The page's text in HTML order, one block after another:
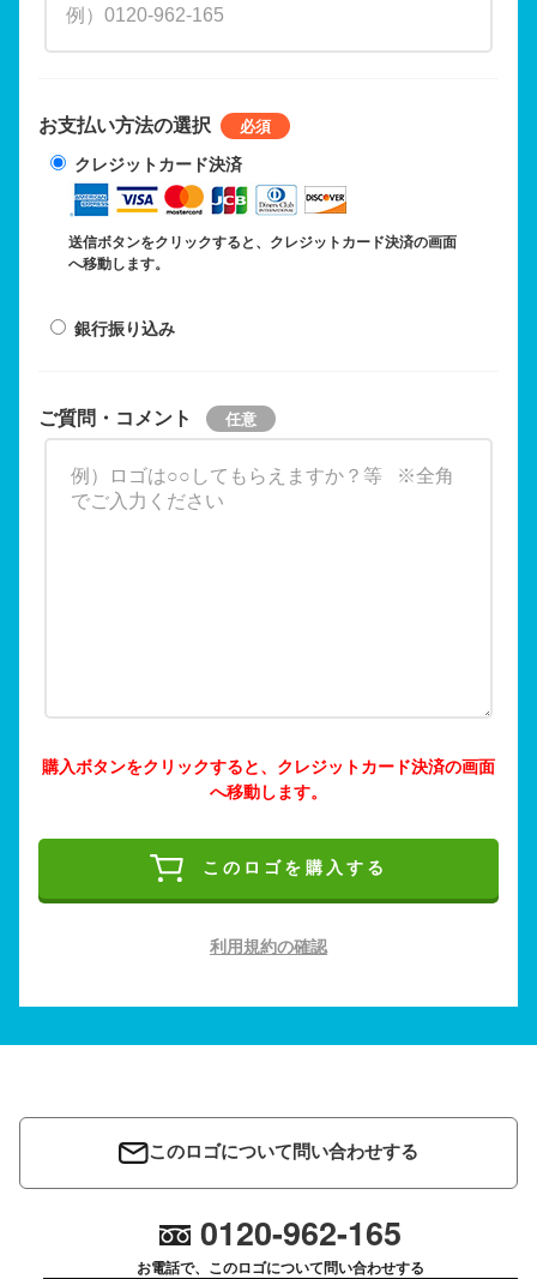
お支払い方法の選択
クレジットカード決済
送信ボタンをクリックすると、クレジットカード決済の画面
へ移動します。
銀行振り込み
ご質問・コメント
購入ボタンをクリックすると、クレジットカード決済の画面
へ移動します。
このロゴを購入する
利用規約の確認
このロゴについて問い合わせする
0120-962-165
お電話で、このロゴについて問い合わせする